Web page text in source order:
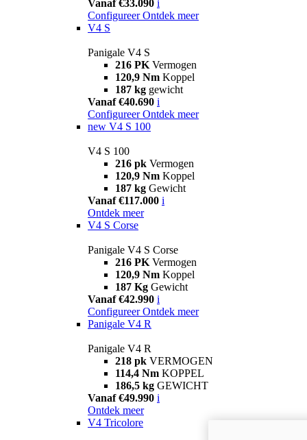
Vanaf €33.090 i
Configureer Ontdek meer
V4 S
Panigale V4 S
216 PK Vermogen
120,9 Nm Koppel
187 kg gewicht
Vanaf €40.690 i
Configureer Ontdek meer
new V4 S 100
V4 S 100
216 pk Vermogen
120,9 Nm Koppel
187 kg Gewicht
Vanaf €117.000 i
Ontdek meer
V4 S Corse
Panigale V4 S Corse
216 PK Vermogen
120,9 Nm Koppel
187 Kg Gewicht
Vanaf €42.990 i
Configureer Ontdek meer
Panigale V4 R
Panigale V4 R
218 pk VERMOGEN
114,4 Nm KOPPEL
186,5 kg GEWICHT
Vanaf €49.990 i
Ontdek meer
V4 Tricolore